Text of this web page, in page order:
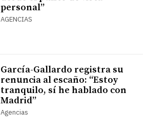
personal”
AGENCIAS
García-Gallardo registra su
renuncia al escaño: “Estoy
tranquilo, sí he hablado con
Madrid”
Agencias